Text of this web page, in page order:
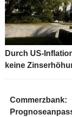
Durch US-
keine
Commerzbank: